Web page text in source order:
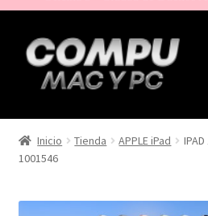
al
contenido
HOME
TIENDA
COMO COMPRAR
Inicio Tienda APPLE iPad
1001546